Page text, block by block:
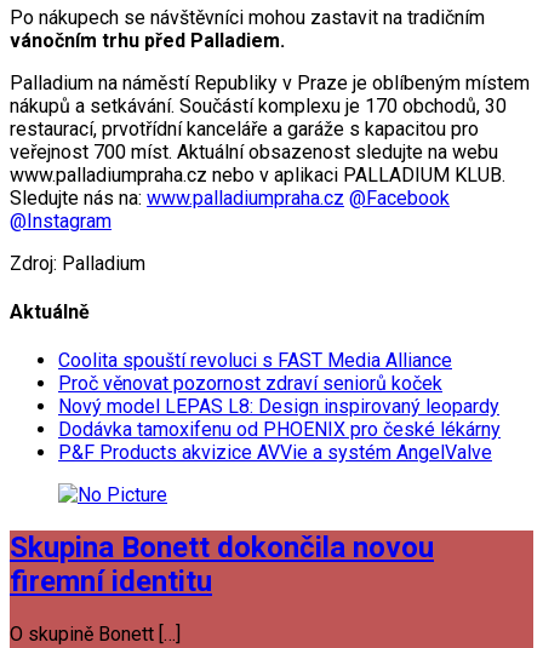
Po nákupech se návštěvníci mohou zastavit na tradičním
vánočním trhu před Palladiem.
Palladium na náměstí Republiky v Praze je oblíbeným místem
nákupů a setkávání. Součástí komplexu je 170 obchodů, 30
restaurací, prvotřídní kanceláře a garáže s kapacitou pro
veřejnost 700 míst. Aktuální obsazenost sledujte na webu
www.palladiumpraha.cz nebo v aplikaci PALLADIUM KLUB.
Sledujte nás na: www.palladiumpraha.cz @Facebook
@Instagram
Zdroj: Palladium
Aktuálně
Coolita spouští revoluci s FAST Media Alliance
Proč věnovat pozornost zdraví seniorů koček
Nový model LEPAS L8: Design inspirovaný leopardy
Dodávka tamoxifenu od PHOENIX pro české lékárny
P&F Products akvizice AVVie a systém AngelValve
Skupina Bonett dokončila novou
firemní identitu
O skupině Bonett […]